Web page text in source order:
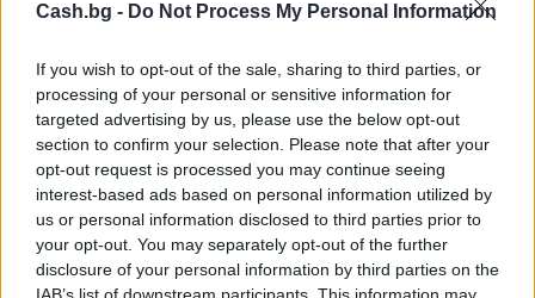
Cash.bg - Do Not Process My Personal Information
If you wish to opt-out of the sale, sharing to third parties, or
processing of your personal or sensitive information for
targeted advertising by us, please use the below opt-out
section to confirm your selection. Please note that after your
opt-out request is processed you may continue seeing
interest-based ads based on personal information utilized by
us or personal information disclosed to third parties prior to
your opt-out. You may separately opt-out of the further
disclosure of your personal information by third parties on the